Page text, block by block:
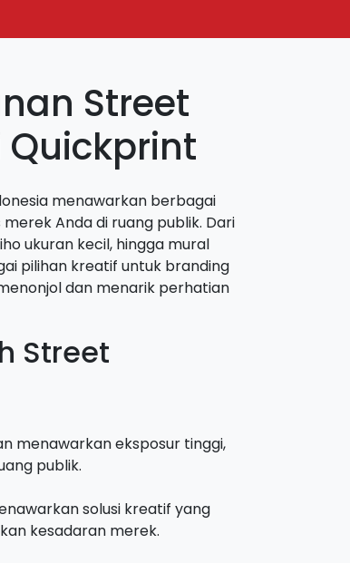
Street
menawarkan berbagai
Anda di ruang publik. Dari
ukuran kecil, hingga mural
pilihan kreatif untuk branding
dan menarik perhatian
Street
menawarkan eksposur tinggi,
publik.
solusi kreatif yang
kesadaran merek.